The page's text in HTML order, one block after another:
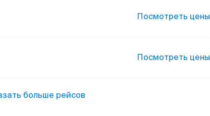
Посмотреть цены
Посмотреть цены
больше рейсов